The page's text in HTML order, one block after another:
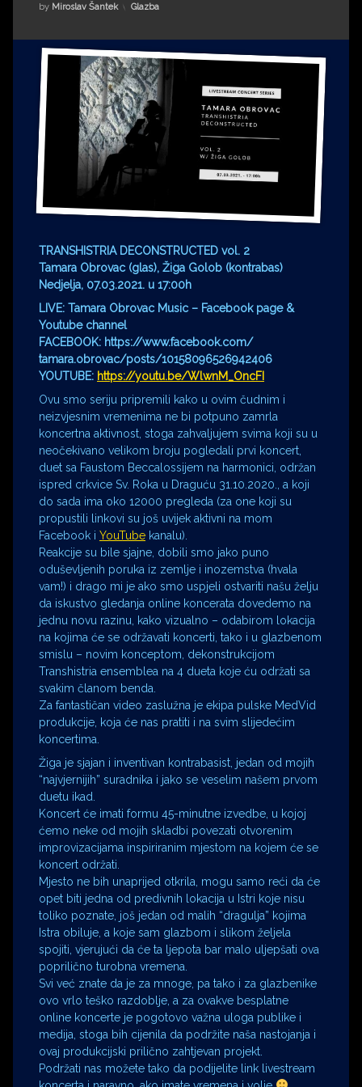
Impressum
Milenko Strižak
Drugi autori
Drugi autori
Matea Andrić
Ljiljana Lekanić-Kljaić
Željko Krznarić
Mario Lovreković
by Miroslav Šantek Kategorije:
Glazba
TRANSHISTRIA DECONSTRUCTED vol. 2
Tamara Obrovac (glas), Žiga Golob (kontrabas)
Nedjelja, 07.03.2021. u 17:00h
LIVE: Tamara Obrovac Music – Facebook page &
Youtube channel
FACEBOOK: https://www.facebook.com/
tamara.obrovac/posts/10158096526942406
YOUTUBE: https://youtu.be/WlwnM_OncFI
Ovu smo seriju pripremili kako u ovim čudnim i
neizvjesnim vremenima ne bi potpuno zamrla
koncertna aktivnost, stoga zahvaljujem svima koji su u
neočekivano velikom broju pogledali prvi koncert,
duet sa Faustom Beccalossijem na harmonici, održan
ispred crkvice Sv. Roka u Draguću 31.10.2020., a koji
do sada ima oko 12000 pregleda (za one koji su
propustili linkovi su još uvijek aktivni na mom
Facebook i YouTube kanalu).
Reakcije su bile sjajne, dobili smo jako puno
oduševljenih poruka iz zemlje i inozemstva (hvala
vam!) i drago mi je ako smo uspjeli ostvariti našu želju
da iskustvo gledanja online koncerata dovedemo na
jednu novu razinu, kako vizualno – odabirom lokacija
na kojima će se održavati koncerti, tako i u glazbenom
smislu – novim konceptom, dekonstrukcijom
Transhistria ensemblea na 4 dueta koje ću održati sa
svakim članom benda.
Za fantastičan video zaslužna je ekipa pulske MedVid
produkcije, koja će nas pratiti i na svim slijedećim
koncertima.
Žiga je sjajan i inventivan kontrabasist, jedan od mojih
“najvjernijih” suradnika i jako se veselim našem prvom
duetu ikad.
Koncert će imati formu 45-minutne izvedbe, u kojoj
ćemo neke od mojih skladbi povezati otvorenim
improvizacijama inspiriranim mjestom na kojem će se
koncert održati.
Mjesto ne bih unaprijed otkrila, mogu samo reći da će
opet biti jedna od predivnih lokacija u Istri koje nisu
toliko poznate, još jedan od malih “dragulja” kojima
Istra obiluje, a koje sam glazbom i slikom željela
spojiti, vjerujući da će ta ljepota bar malo uljepšati ova
poprilično turobna vremena.
Svi već znate da je za mnoge, pa tako i za glazbenike
ovo vrlo teško razdoblje, a za ovakve besplatne
online koncerte je pogotovo važna uloga publike i
medija, stoga bih cijenila da podržite naša nastojanja i
ovaj produkcijski prilično zahtjevan projekt.
Podržati nas možete tako da podijelite link livestream